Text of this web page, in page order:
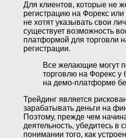
Для клиентов, которые не
регистрацию на Форекс
не хотят указывать свои
существует возможность
платформой для торговли
регистрации.
Все желающие могут
торговлю на Форекс у
на демо-платформе
Трейдинг является
зарабатывать деньги на
Поэтому, прежде чем
деятельность, убедитесь в
понимании того, как